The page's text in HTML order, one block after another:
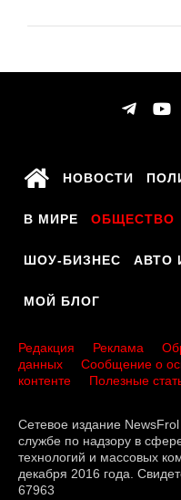
НОВОСТИ
В МИРЕ ОБЩЕСТВО
ШОУ-БИЗНЕС АВТО
МОЙ БЛОГ
Редакция Реклама
данных
Сообщение о
контенте
Полезные
Сетевое издание
службе по надзору в
технологий и массовых
декабря 2016 года.
67963